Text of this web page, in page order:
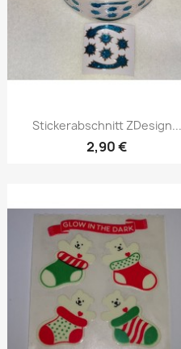
Stickerabschnitt ZDesign...
2,90 €